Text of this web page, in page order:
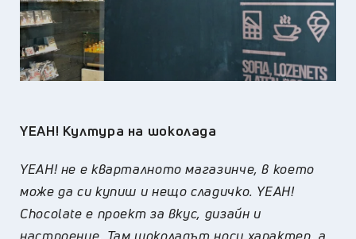
YEAH! Култура на шоколада
YEAH! не е кварталното магазинче, в което
може да си купиш и нещо сладичко. YEAH!
Chocolate е проект за вкус, дизайн и
настроение. Там шоколадът носи характер, а